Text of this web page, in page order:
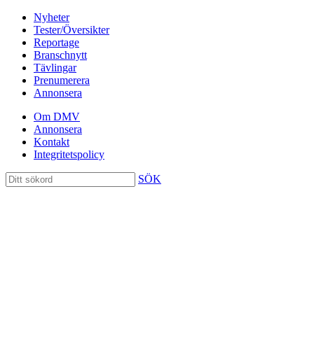
Nyheter
Tester/Översikter
Reportage
Branschnytt
Tävlingar
Prenumerera
Annonsera
Om DMV
Annonsera
Kontakt
Integritetspolicy
SÖK